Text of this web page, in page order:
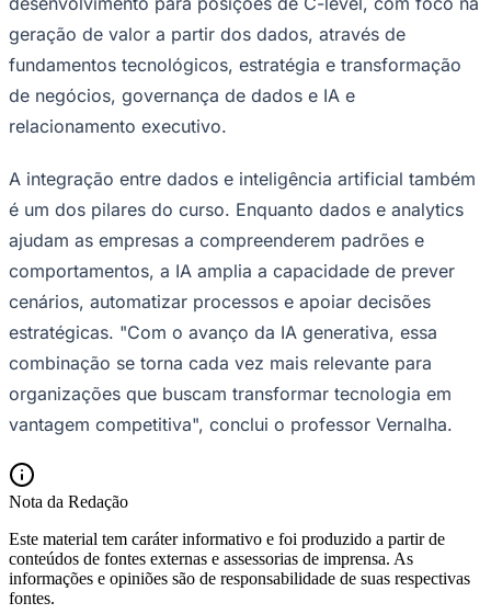
São Paulo
geração de valor a partir dos dados, através de
fundamentos tecnológicos, estratégia e transformação
de negócios, governança de dados e IA e
relacionamento executivo.
A integração entre dados e inteligência artificial também
é um dos pilares do curso. Enquanto dados e analytics
ajudam as empresas a compreenderem padrões e
comportamentos, a IA amplia a capacidade de prever
cenários, automatizar processos e apoiar decisões
estratégicas. "Com o avanço da IA generativa, essa
combinação se torna cada vez mais relevante para
organizações que buscam transformar tecnologia em
vantagem competitiva", conclui o professor Vernalha.
Nota da Redação
Este material tem caráter informativo e foi produzido a partir de
conteúdos de fontes externas e assessorias de imprensa. As
informações e opiniões são de responsabilidade de suas respectivas
fontes.